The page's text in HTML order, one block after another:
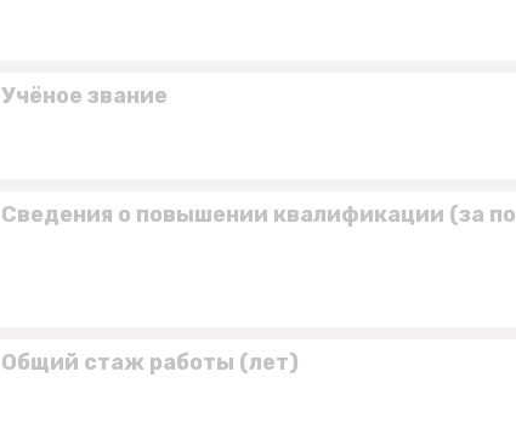
Учёное звание
Сведения о повышении квалификации (за
Общий стаж работы (лет)